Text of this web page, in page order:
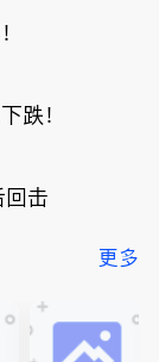
跌！
击
更多